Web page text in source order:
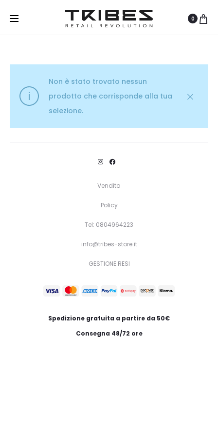
0
Non è stato trovato nessun
prodotto che corrisponde alla tua
selezione.
Vendita
Policy
Tel: 0804964223
info@tribes-store.it
GESTIONE RESI
Spedizione gratuita a partire da 50€
Consegna 48/72 ore